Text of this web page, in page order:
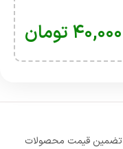
۴۰,۰۰۰ تومان
تضمین قیمت محصولات